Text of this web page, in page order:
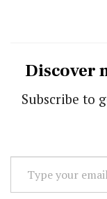
Discover
Subscribe to
Type
your